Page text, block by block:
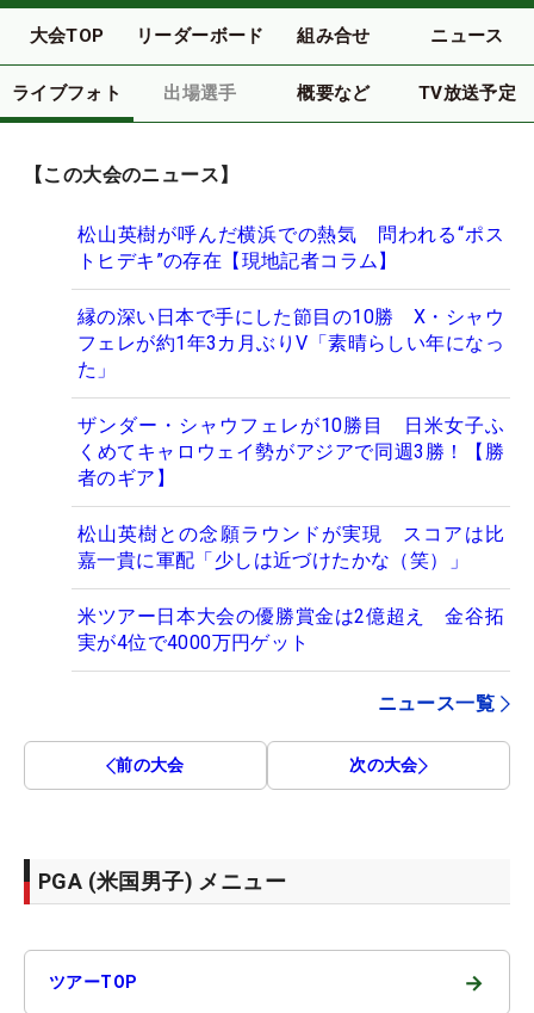
大会TOP リーダーボード 組み合せ ニュース
ライブフォト 出場選手 概要など TV放送予定
【この大会のニュース】
松山英樹が呼んだ横浜での熱気 問われる“ポス
トヒデキ”の存在【現地記者コラム】
縁の深い日本で手にした節目の10勝 X・シャウ
フェレが約1年3カ月ぶりV「素晴らしい年になっ
た」
ザンダー・シャウフェレが10勝目 日米女子ふ
くめてキャロウェイ勢がアジアで同週3勝！【勝
者のギア】
松山英樹との念願ラウンドが実現 スコアは比
嘉一貴に軍配「少しは近づけたかな（笑）」
米ツアー日本大会の優勝賞金は2億超え 金谷拓
実が4位で4000万円ゲット
ニュース一覧
前の大会 次の大会
PGA (米国男子) メニュー
ツアーTOP →